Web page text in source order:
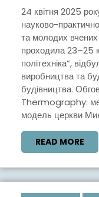
24 квітня 2025 року в рамках ХV Міжнародної
науково-
та молодих
проходила 23–25
політехніка”,
виробництва та
будівництва.
Thermography:
модель церкви
READ MORE